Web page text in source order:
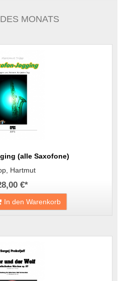
MONATS
(alle Saxofone)
Hartmut
€*
In den Warenkorb